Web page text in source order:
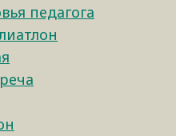
педагога